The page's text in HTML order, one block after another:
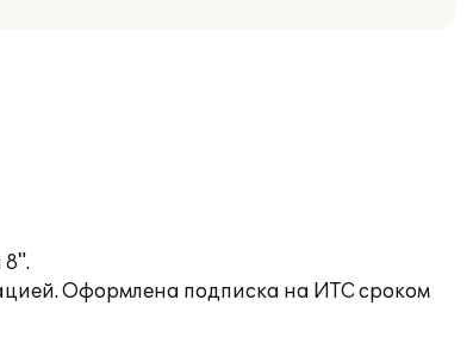
8".
Оформлена подписка на ИТС сроком